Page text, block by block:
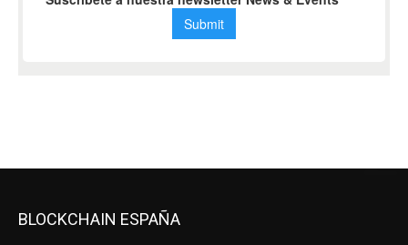
BLOCKCHAIN ESPAÑA